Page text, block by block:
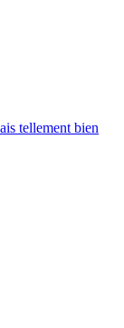
tellement bien